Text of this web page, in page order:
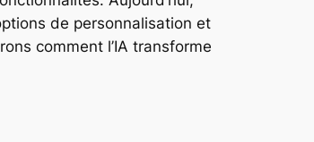
de personnalisation et
comment l’IA transforme